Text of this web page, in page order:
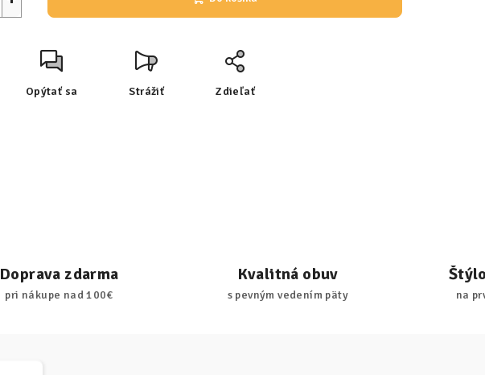
Opýtať sa Strážiť Zdieľať
Doprava zdarma
pri nákupe nad 100€
Kvalitná obuv
s pevným vedením päty na